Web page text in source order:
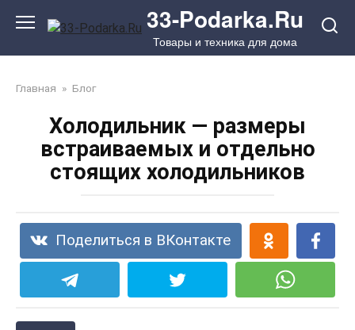
33-Podarka.Ru
Товары и техника для дома
Главная » Блог
Холодильник — размеры
встраиваемых и отдельно
стоящих холодильников
Поделиться в ВКонтакте